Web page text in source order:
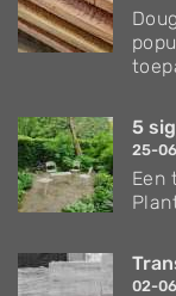
5
25-
Een
02-